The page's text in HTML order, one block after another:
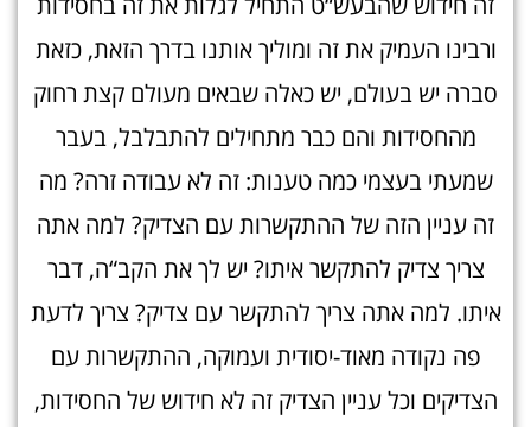
ורבינו העמיק את זה ומוליך אותנו בדרך הזאת, כזאת
סברה יש בעולם, יש כאלה שבאים מעולם קצת רחוק
מהחסידות והם כבר מתחילים להתבלבל, בעבר
שמעתי בעצמי כמה טענות: זה לא עבודה זרה? מה
זה עניין הזה של ההתקשרות עם הצדיק? למה אתה
צריך צדיק להתקשר איתו? יש לך את הקב“ה, דבר
איתו. למה אתה צריך להתקשר עם צדיק? צריך לדעת
פה נקודה מאוד-יסודית ועמוקה, ההתקשרות עם
הצדיקים וכל עניין הצדיק זה לא חידוש של החסידות,